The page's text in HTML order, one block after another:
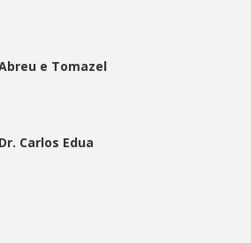
e Tomazel
Dr. Carlos Edua